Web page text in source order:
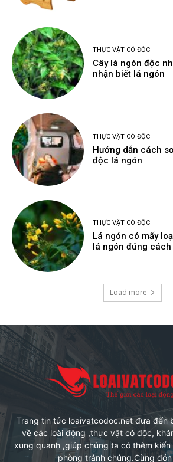
THỰC VẬT CÓ ĐỘC
Cây lá ngón độc
nhận biết lá ngón
THỰC VẬT CÓ ĐỘC
Hướng dẫn cách
độc lá ngón
THỰC VẬT CÓ ĐỘC
Lá ngón có mấy
lá ngón đúng cách
Load more
Trang tin tức loaivatcodoc.net đưa đến
về các loài động ,thực vật có độc,
xung quanh ,giúp chúng ta có thêm
phòng tránh chúng.Cùng